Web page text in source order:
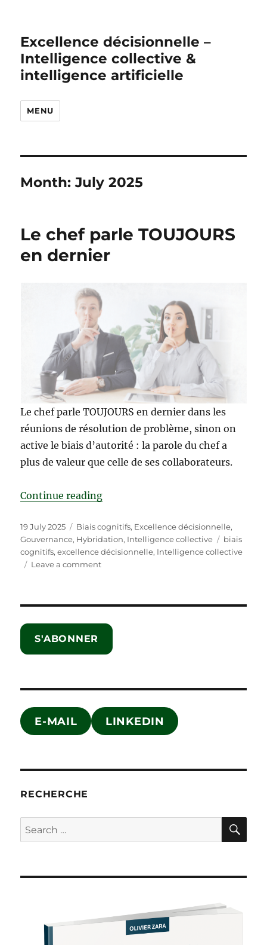
Excellence décisionnelle –
Intelligence collective &
intelligence artificielle
MENU
Month:July 2025
Le chef parle TOUJOURS
en dernier
Le chef parle TOUJOURS en dernier dans les
réunions de résolution de problème, sinon on
active le biais d’autorité : la parole du chef a
plus de valeur que celle de ses collaborateurs.
Continue reading“Le chef parle TOUJOURS en
Posted
on
19 July 2025 Categories
Biais cognitifs, Excellence décisionnelle,
Gouvernance, Hybridation, Intelligence collective Tags
biais
cognitifs,excellence décisionnelle, Intelligence collective
Leave a commenton
en
S'ABONNER
E-MAIL LINKEDIN
RECHERCHE
Search
for: